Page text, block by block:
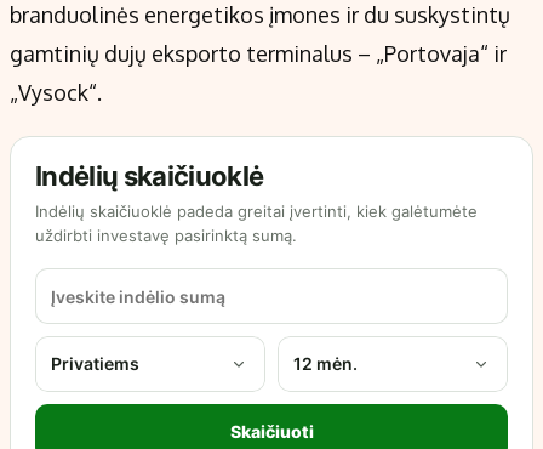
branduolinės energetikos įmones ir du suskystintų
gamtinių dujų eksporto terminalus – „Portovaja“ ir
„Vysock“.